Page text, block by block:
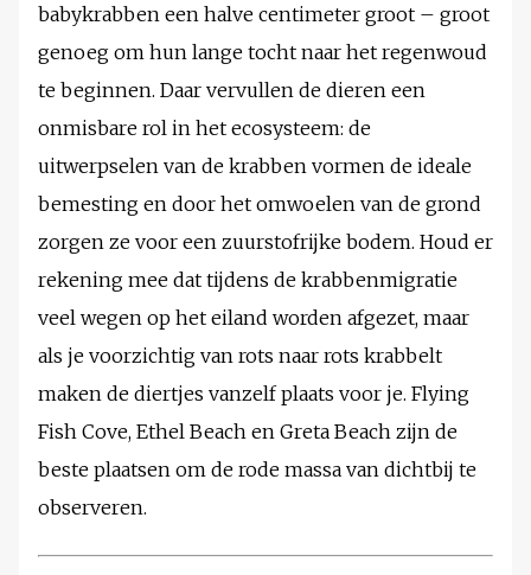
babykrabben een halve centimeter groot – groot
genoeg om hun lange tocht naar het regenwoud
te beginnen. Daar vervullen de dieren een
onmisbare rol in het ecosysteem: de
uitwerpselen van de krabben vormen de ideale
bemesting en door het omwoelen van de grond
zorgen ze voor een zuurstofrijke bodem. Houd er
rekening mee dat tijdens de krabbenmigratie
veel wegen op het eiland worden afgezet, maar
als je voorzichtig van rots naar rots krabbelt
maken de diertjes vanzelf plaats voor je. Flying
Fish Cove, Ethel Beach en Greta Beach zijn de
beste plaatsen om de rode massa van dichtbij te
observeren.